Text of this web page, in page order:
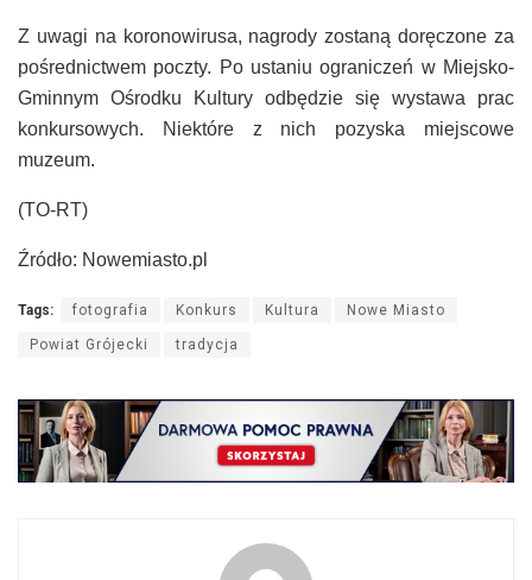
Z uwagi na koronowirusa, nagrody zostaną doręczone za
pośrednictwem poczty. Po ustaniu ograniczeń w Miejsko-
Gminnym Ośrodku Kultury odbędzie się wystawa prac
konkursowych. Niektóre z nich pozyska miejscowe
muzeum.
(TO-RT)
Źródło: Nowemiasto.pl
Tags: fotografia Konkurs Kultura Nowe Miasto
Powiat Grójecki tradycja